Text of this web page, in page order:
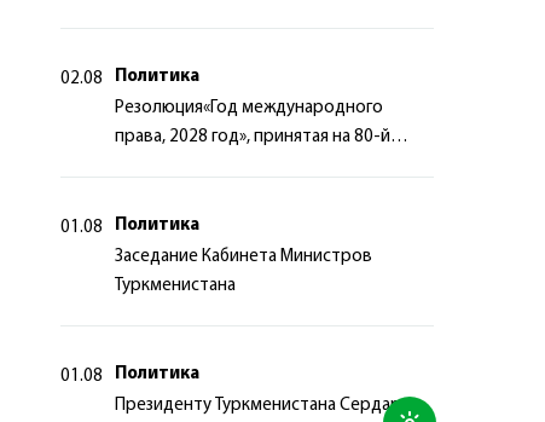
02.08
Политика
Резолюция«Год международного
права, 2028 год», принятая на 80-й
01.08
Политика
Заседание Кабинета Министров
Туркменистана
01.08
Политика
Президенту Туркменистана Сердару